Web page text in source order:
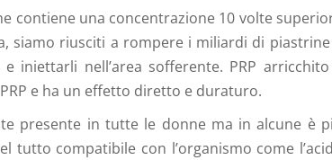
contiene una concentrazione 10 volte
siamo riusciti a rompere i miliardi di
nell’area sofferente. PRP
e ha un effetto diretto e duraturo.
presente in tutte le donne ma in alcune è
tutto compatibile con l’organismo come